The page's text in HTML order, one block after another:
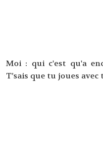
Moi : qui c'est qu'a
T'sais que tu joues avec